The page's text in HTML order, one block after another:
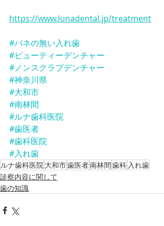
https://www.lunadental.jp/treatment
#バネの無い入れ歯
#ビューティーデンチャー
#ノンスクラプデンチャー
#神奈川県
#大和市
#南林間
#ルナ歯科医院
#歯医者
#歯科医院
#入れ歯
ルナ歯科医院 大和市歯医者南林間歯科 入れ歯
診察内容に関して
歯の知識